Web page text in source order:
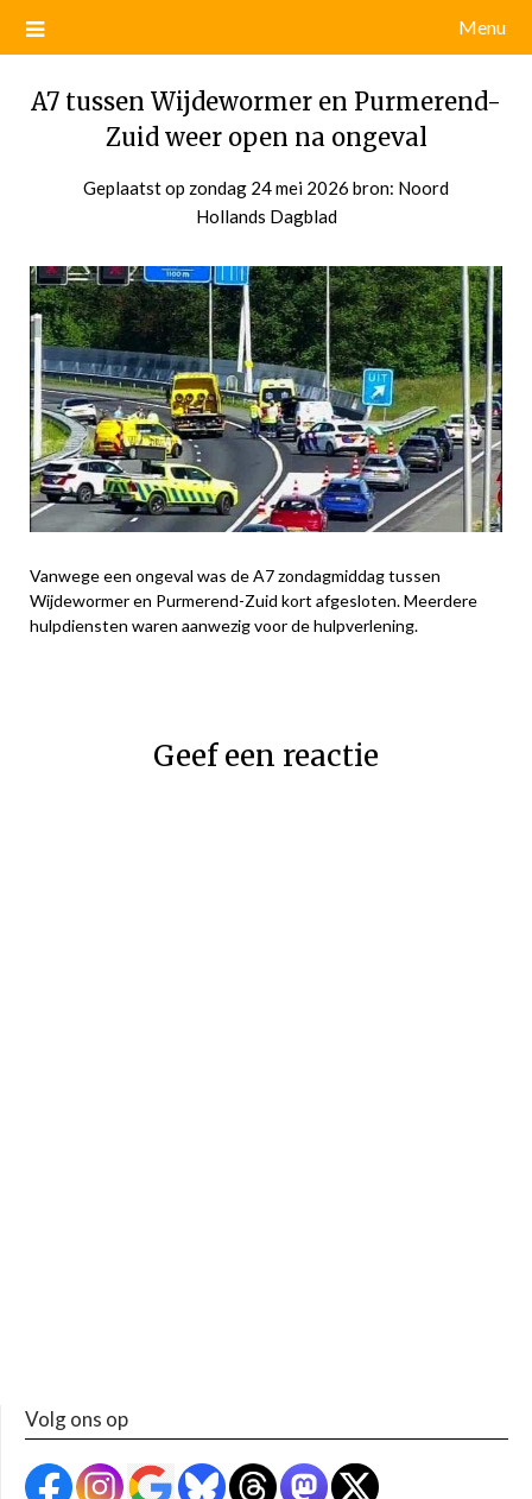
Menu
A7 tussen Wijdewormer en Purmerend-
Zuid weer open na ongeval
Geplaatst op zondag 24 mei 2026 door
bron: Noord
Hollands Dagblad
Vanwege een ongeval was de A7 zondagmiddag tussen
Wijdewormer en Purmerend-Zuid kort afgesloten. Meerdere
hulpdiensten waren aanwezig voor de hulpverlening.
Geef een reactie
Volg ons op